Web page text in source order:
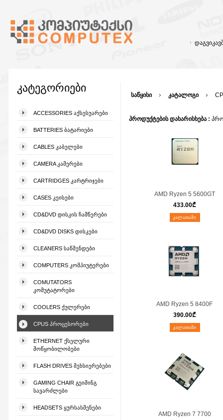
კატეგორიები
ACCESSORIES ᲐᲥᲡᲔᲡᲣᲐᲠᲔᲑᲘ
BATTERIES ᲑᲐᲢᲐᲠᲘᲔᲑᲘ
CABLES ᲙᲐᲑᲔᲚᲔᲑᲘ
CAMERA ᲙᲐᲛᲔᲠᲔᲑᲘ
CARTRIDGES ᲙᲐᲠᲢᲠᲘᲯᲔᲑᲘ
CASES ᲙᲔᲘᲡᲔᲑᲘ
CD&DVD ᲓᲘᲡᲙᲘᲡ ᲩᲐᲛᲬᲔᲠᲔᲑᲘ
CD&DVD DISKS ᲓᲘᲡᲙᲔᲑᲘ
CLEANERS ᲡᲐᲬᲛᲔᲜᲓᲔᲑᲘ
COMPUTERS ᲙᲝᲛᲞᲘᲣᲢᲔᲠᲔᲑᲘ
COMUTATORS
ᲙᲝᲛᲣᲢᲐᲢᲝᲠᲔᲑᲘ
COOLERS ᲥᲣᲚᲔᲠᲔᲑᲘ
CPUS ᲞᲠᲝᲪᲔᲡᲝᲠᲔᲑᲘ
ETHERNET ᲥᲡᲔᲚᲣᲠᲘ
ᲛᲝᲬᲧᲝᲑᲘᲚᲝᲑᲔᲑᲘ
FLASH DRIVES ᲛᲔᲮᲡᲘᲔᲠᲔᲑᲔᲑᲘ
GAMING CHAIR ᲒᲔᲘᲛᲘᲜᲒ
ᲡᲐᲕᲐᲠᲫᲚᲔᲑᲘ
HEADSETS ᲧᲣᲠᲡᲐᲡᲛᲔᲜᲔᲑᲘ
საწყისი კატალოგი
პროდუქტების დახარისხება :
AMD Ryzen 5 5600GT
433.00₾
ᲙᲐᲚᲐᲗᲐᲨᲘ
AMD Ryzen 5 8400F
390.00₾
ᲙᲐᲚᲐᲗᲐᲨᲘ
AMD Ryzen 7 7700